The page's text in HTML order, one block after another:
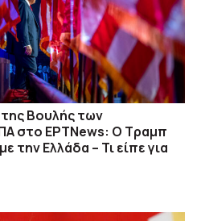
Βουλής των
στο ΕΡΤNews: O Τραμπ
την Ελλάδα – Τι είπε για